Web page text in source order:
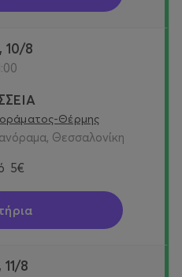
10/8
Θέρμης
Θεσσαλονίκη
5€
11/8